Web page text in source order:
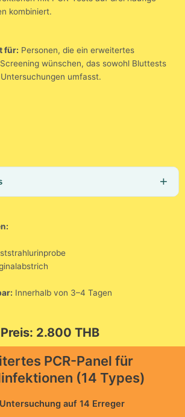
kombiniert.
für: Personen, die ein erweitertes
wünschen, das sowohl Bluttests
umfasst.
Innerhalb von 3–4 Tagen
Preis: 2.800 THB
PCR-Panel für
(14 Types)
auf 14 Erreger